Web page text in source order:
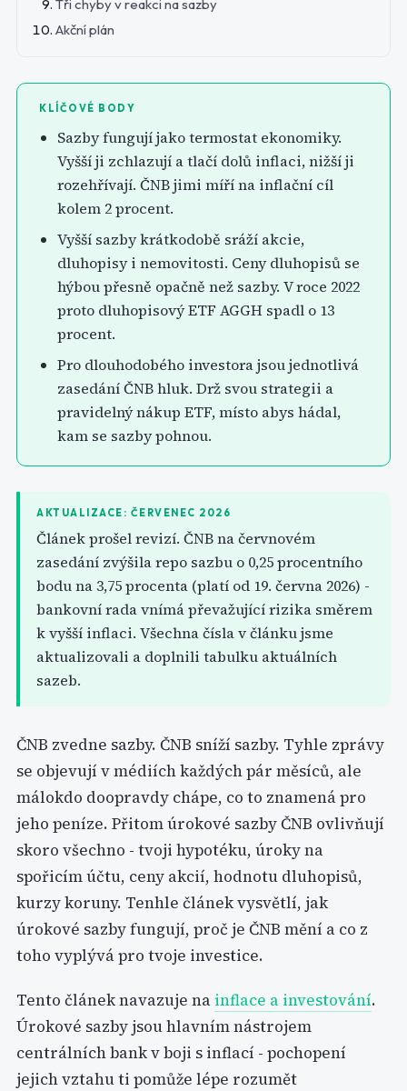
Tři chyby v reakci na sazby
Akční plán
KLÍČOVÉ BODY
Sazby fungují jako termostat ekonomiky.
Vyšší ji zchlazují a tlačí dolů inflaci, nižší ji
rozehřívají. ČNB jimi míří na inflační cíl
kolem 2 procent.
Vyšší sazby krátkodobě sráží akcie,
dluhopisy i nemovitosti. Ceny dluhopisů se
hýbou přesně opačně než sazby. V roce 2022
proto dluhopisový ETF AGGH spadl o 13
procent.
Pro dlouhodobého investora jsou jednotlivá
zasedání ČNB hluk. Drž svou strategii a
pravidelný nákup ETF, místo abys hádal,
kam se sazby pohnou.
AKTUALIZACE: ČERVENEC 2026
Článek prošel revizí. ČNB na červnovém
zasedání zvýšila repo sazbu o 0,25 procentního
bodu na 3,75 procenta (platí od 19. června 2026) -
bankovní rada vnímá převažující rizika směrem
k vyšší inflaci. Všechna čísla v článku jsme
aktualizovali a doplnili tabulku aktuálních
sazeb.
ČNB zvedne sazby. ČNB sníží sazby. Tyhle zprávy
se objevují v médiích každých pár měsíců, ale
málokdo doopravdy chápe, co to znamená pro
jeho peníze. Přitom úrokové sazby ČNB ovlivňují
skoro všechno - tvoji hypotéku, úroky na
spořicím účtu, ceny akcií, hodnotu dluhopisů,
kurzy koruny. Tenhle článek vysvětlí, jak
úrokové sazby fungují, proč je ČNB mění a co z
toho vyplývá pro tvoje investice.
Tento článek navazuje na inflace a investování.
Úrokové sazby jsou hlavním nástrojem
centrálních bank v boji s inflací - pochopení
jejich vztahu ti pomůže lépe rozumět